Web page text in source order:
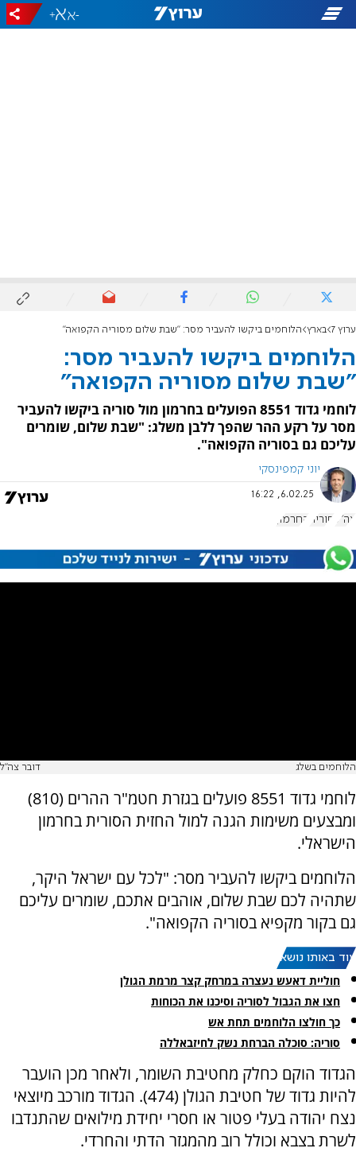
-
+
ערוץ 7 בארץ הלוחמים ביקשו להעביר מסר: "שבת שלום מסוריה הקפואה"
הלוחמים ביקשו להעביר מסר:
"שבת שלום מסוריה הקפואה"
לוחמי גדוד 8551 הפועלים בחרמון מול סוריה ביקשו להעביר
מסר על רקע ההר שהפך ללבן משלג: "שבת שלום, שומרים
עליכם גם בסוריה הקפואה".
יוני קמפינסקי
6.02.25, 16:22
צה"ל סוריה החרמון
הלוחמים בשלג דובר צה"ל
לוחמי גדוד 8551 פועלים בגזרת חטמ"ר ההרים (810)
ומבצעים משימות הגנה למול החזית הסורית בחרמון
הישראלי.
הלוחמים ביקשו להעביר מסר: "לכל עם ישראל היקר,
שתהיה לכם שבת שלום, אוהבים אתכם, שומרים עליכם
גם בקור מקפיא בסוריה הקפואה".
עוד באותו נושא:
חוליית דאעש נעצרה במרחק קצר מרמת הגולן
חצו את הגבול לסוריה וסיכנו את הכוחות
כך חולצו הלוחמים תחת אש
סוריה: סוכלה הברחת נשק לחיזבאללה
הגדוד הוקם כחלק מחטיבת השומר, ולאחר מכן הועבר
להיות גדוד של חטיבת הגולן (474). הגדוד מורכב מיוצאי
נצח יהודה בעלי פטור או חסרי יחידת מילואים שהתנדבו
לשרת בצבא וכולל רוב מהמגזר הדתי והחרדי.